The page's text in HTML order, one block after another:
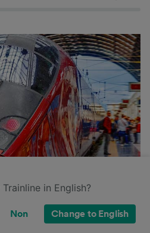
laquelle l'entreprise privée
in English?
Non Change to English